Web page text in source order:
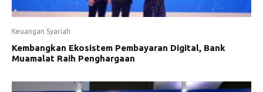
Keuangan Syariah
Kembangkan Ekosistem Pembayaran Digital, Bank
Muamalat Raih Penghargaan